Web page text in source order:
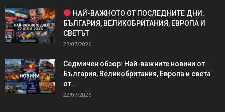
НАЙ-ВАЖНОТО ОТ ПОСЛЕДНИТЕ ДНИ:
БЪЛГАРИЯ, ВЕЛИКОБРИТАНИЯ, ЕВРОПА И
СВЕТЪТ
27/07/2026
Седмичен обзор: Най-важните новини от
България, Великобритания, Европа и света
от...
22/07/2026